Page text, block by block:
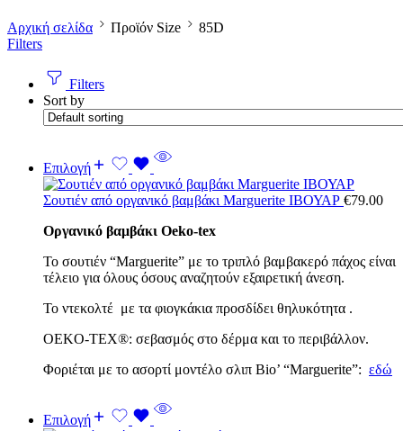
Αρχική σελίδα Προϊόν Size
85D
Filters
Filters
Sort by
Επιλογή
Σουτιέν από οργανικό βαμβάκι Marguerite ΙΒΟΥΑΡ €79.00
Οργανικό βαμβάκι Oeko-tex
Το σουτιέν “Marguerite” με το τριπλό βαμβακερό πάχος είναι
τέλειο για όλους όσους αναζητούν εξαιρετική άνεση.
Το ντεκολτέ με τα φιογκάκια προσδίδει θηλυκότητα .
OEKO-TEX®: σεβασμός στο δέρμα και το περιβάλλον.
Φοριέται με το ασορτί μοντέλο σλιπ Bio’ “Marguerite”: εδώ
Επιλογή